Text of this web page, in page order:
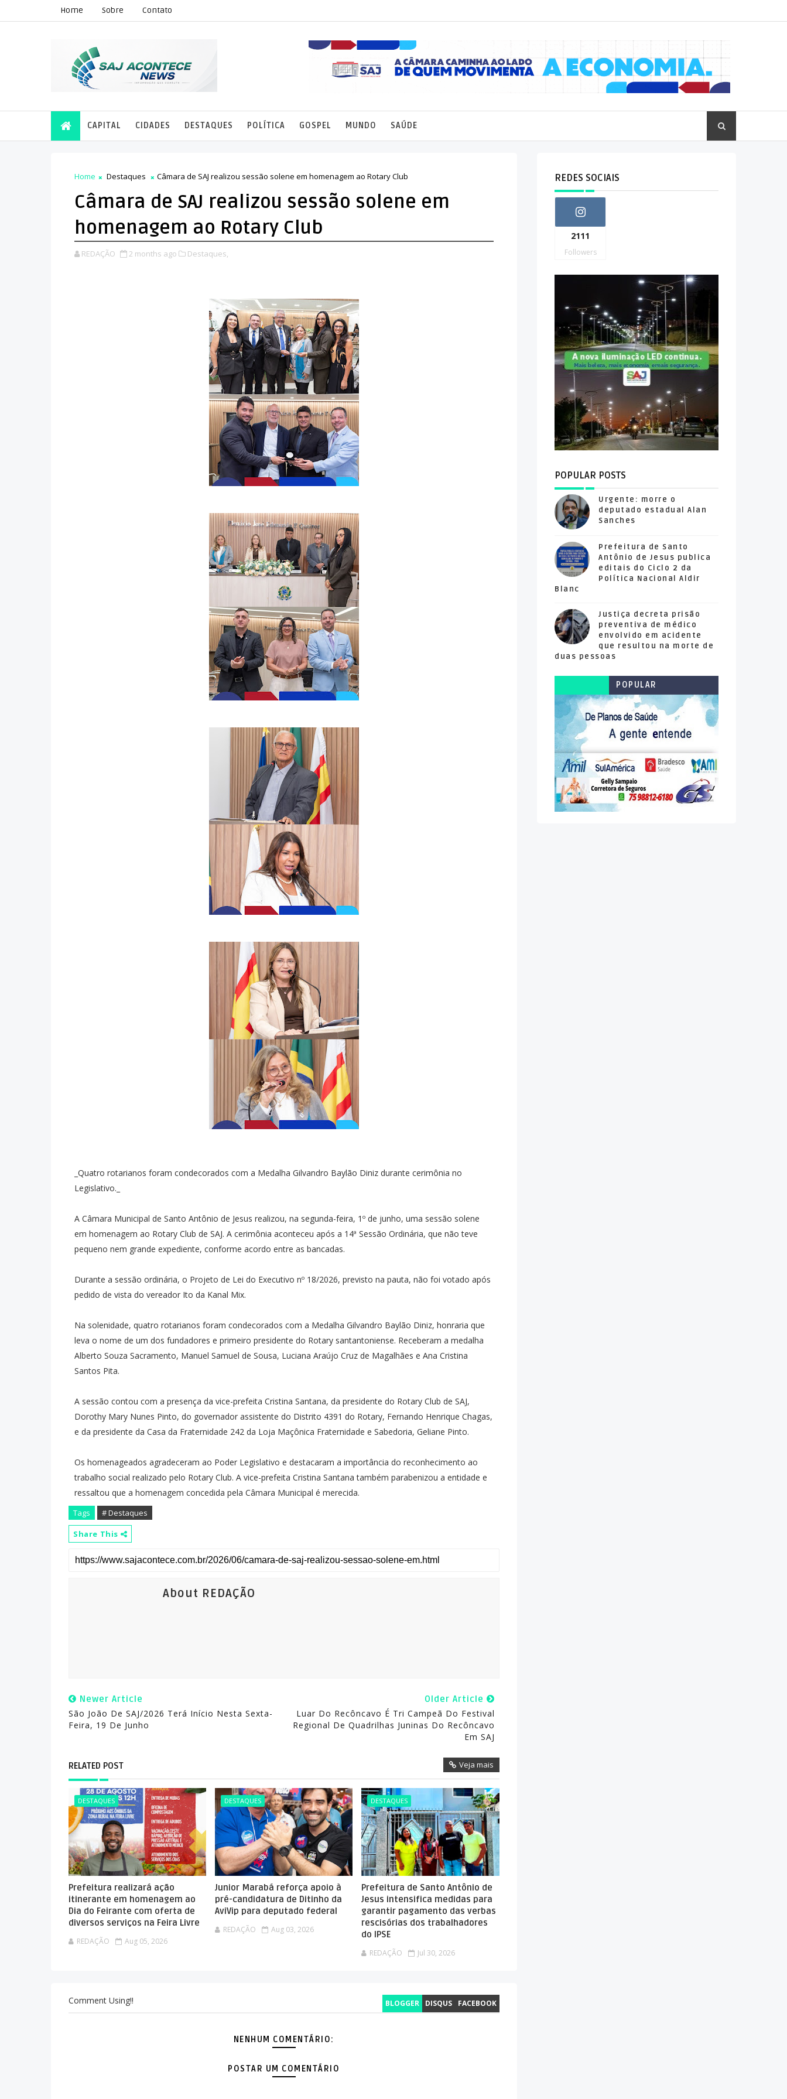
Home Sobre Contato
CAPITAL CIDADES DESTAQUES POLÍTICA GOSPEL MUNDO SAÚDE
Home Destaques Câmara de SAJ realizou sessão solene em homenagem ao Rotary Club
Câmara de SAJ realizou sessão solene em
homenagem ao Rotary Club
REDAÇÃO 2 months ago Destaques,
_Quatro rotarianos foram condecorados com a Medalha Gilvandro Baylão Diniz durante cerimônia no
Legislativo._
A Câmara Municipal de Santo Antônio de Jesus realizou, na segunda-feira, 1º de junho, uma sessão solene
em homenagem ao Rotary Club de SAJ. A cerimônia aconteceu após a 14ª Sessão Ordinária, que não teve
pequeno nem grande expediente, conforme acordo entre as bancadas.
Durante a sessão ordinária, o Projeto de Lei do Executivo nº 18/2026, previsto na pauta, não foi votado após
pedido de vista do vereador Ito da Kanal Mix.
Na solenidade, quatro rotarianos foram condecorados com a Medalha Gilvandro Baylão Diniz, honraria que
leva o nome de um dos fundadores e primeiro presidente do Rotary santantoniense. Receberam a medalha
Alberto Souza Sacramento, Manuel Samuel de Sousa, Luciana Araújo Cruz de Magalhães e Ana Cristina
Santos Pita.
A sessão contou com a presença da vice-prefeita Cristina Santana, da presidente do Rotary Club de SAJ,
Dorothy Mary Nunes Pinto, do governador assistente do Distrito 4391 do Rotary, Fernando Henrique Chagas,
e da presidente da Casa da Fraternidade 242 da Loja Maçônica Fraternidade e Sabedoria, Geliane Pinto.
Os homenageados agradeceram ao Poder Legislativo e destacaram a importância do reconhecimento ao
trabalho social realizado pelo Rotary Club. A vice-prefeita Cristina Santana também parabenizou a entidade e
ressaltou que a homenagem concedida pela Câmara Municipal é merecida.
Tags
# Destaques
Share This
About REDAÇÃO
Newer Article
São João De SAJ/2026 Terá Início Nesta Sexta-
Feira, 19 De Junho
Older Article
Luar Do Recôncavo É Tri Campeã Do Festival
Regional De Quadrilhas Juninas Do Recôncavo
Em SAJ
RELATED POST Veja mais
DESTAQUES
Prefeitura realizará ação
itinerante em homenagem ao
Dia do Feirante com oferta de
diversos serviços na Feira Livre
REDAÇÃO Aug 05, 2026
DESTAQUES
Junior Marabá reforça apoio à
pré-candidatura de Ditinho da
AviVip para deputado federal
REDAÇÃO Aug 03, 2026
DESTAQUES
Prefeitura de Santo Antônio de
Jesus intensifica medidas para
garantir pagamento das verbas
rescisórias dos trabalhadores
do IPSE
REDAÇÃO Jul 30, 2026
BLOGGER DISQUS FACEBOOK
Comment Using!!
NENHUM COMENTÁRIO:
POSTAR UM COMENTÁRIO
REDES SOCIAIS
2111
Followers
POPULAR POSTS
Urgente: morre o
deputado estadual Alan
Sanches
Prefeitura de Santo
Antônio de Jesus publica
editais do Ciclo 2 da
Política Nacional Aldir
Blanc
Justiça decreta prisão
preventiva de médico
envolvido em acidente
que resultou na morte de
duas pessoas
POPULAR